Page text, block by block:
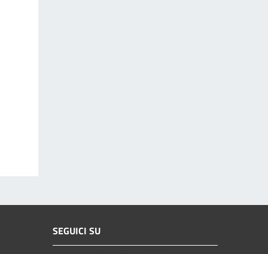
SEGUICI SU